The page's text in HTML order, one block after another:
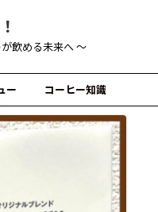
飲める未来へ ～
ー コーヒー知識